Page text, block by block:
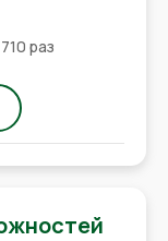
раз